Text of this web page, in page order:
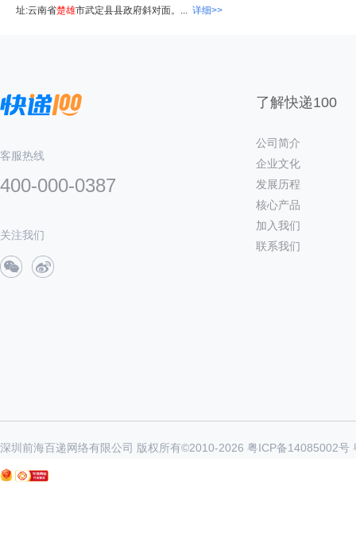
址:云南省楚雄市武定县县政府斜对面。... 详细>>
客服热线
400-000-0387
关注我们
了解快递100
公司简介
企业文化
发展历程
核心产品
加入我们
联系我们
深圳前海百递网络有限公司 版权所有©2010-2026 粤ICP备14085002号